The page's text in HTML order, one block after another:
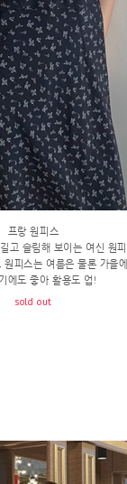
프랑 원피스
고 슬림해 보이는 여신 원
피스는 여름은 물론 가을
에도 좋아 활용도 업!
sold out